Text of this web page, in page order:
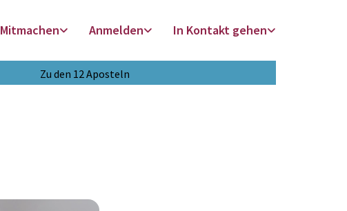
Mitmachen Anmelden In Kontakt gehen
Zu den 12 Aposteln